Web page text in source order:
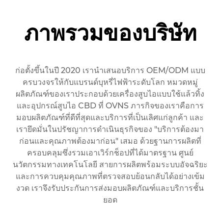
ภาพรวมของบริษัท
ก่อตั้งขึ้นในปี 2020 เรานำเสนอบริการ OEM/ODM แบบ
ครบวงจรให้กับแบรนด์บุหรี่ไฟฟ้าระดับโลก หมวดหมู่
ผลิตภัณฑ์ของเราประกอบด้วยเครื่องสูบไอแบบใช้แล้วทิ้ง
และอุปกรณ์สูบไอ CBD ที่ OVNS ภารกิจของเราคือการ
มอบผลิตภัณฑ์ที่ดีที่สุดและบริการที่เป็นเลิศแก่ลูกค้า และ
เรายึดมั่นในปรัชญาการดำเนินธุรกิจของ "บริการต้องมา
ก่อนและคุณภาพต้องมาก่อน" เสมอ ด้วยฐานการผลิตที่
ครอบคลุมซึ่งรวมเอาเวิร์กช็อปที่ได้มาตรฐาน ศูนย์
นวัตกรรมทางเทคโนโลยี สายการผลิตพร้อมระบบอัจฉริยะ
และการควบคุมคุณภาพที่ตรวจสอบย้อนกลับได้อย่างเข้ม
งวด เราจึงรับประกันการส่งมอบผลิตภัณฑ์และบริการชั้น
ยอด